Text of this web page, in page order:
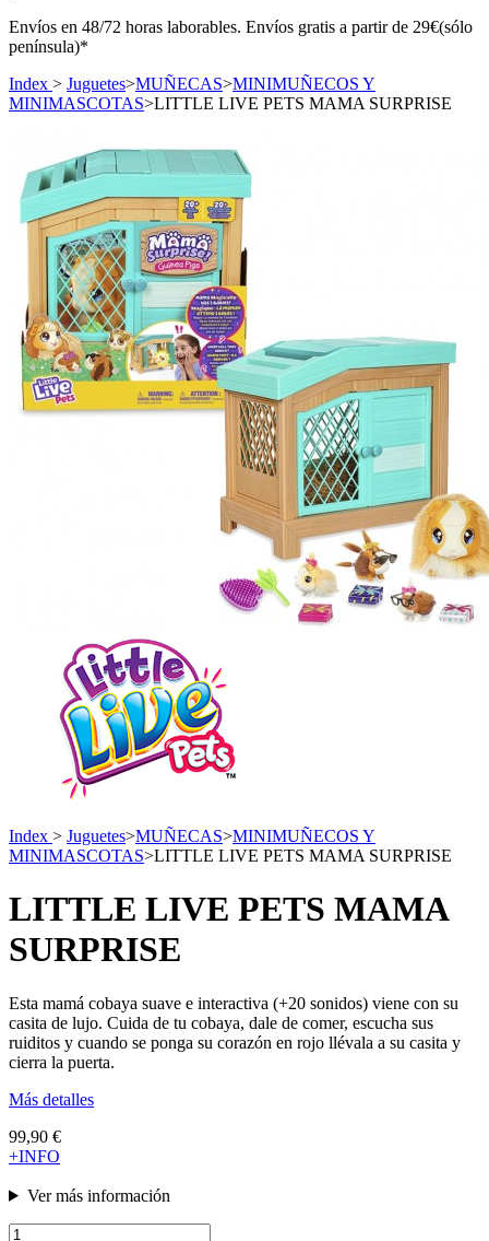
Envíos en 48/72 horas laborables. Envíos gratis a partir de 29€(sólo
península)*
Index > Juguetes>MUÑECAS>MINIMUÑECOS Y
MINIMASCOTAS>LITTLE LIVE PETS MAMA SURPRISE
Index > Juguetes>MUÑECAS>MINIMUÑECOS Y
MINIMASCOTAS>LITTLE LIVE PETS MAMA SURPRISE
LITTLE LIVE PETS MAMA
SURPRISE
Esta mamá cobaya suave e interactiva (+20 sonidos) viene con su
casita de lujo. Cuida de tu cobaya, dale de comer, escucha sus
ruiditos y cuando se ponga su corazón en rojo llévala a su casita y
cierra la puerta.
Más detalles
99,90 €
+INFO
Ver más información